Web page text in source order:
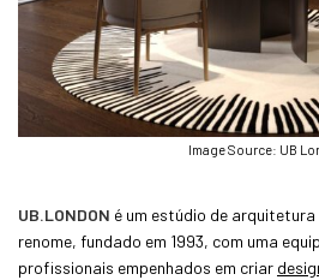
Image Source: UB
UB.LONDON é um estúdio de
renome, fundado em 1993, com uma
profissionais empenhados em criar